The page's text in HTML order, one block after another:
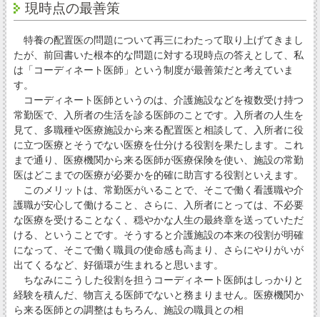
現時点の最善策
特養の配置医の問題について再三にわたって取り上げてきまし
たが、前回書いた根本的な問題に対する現時点の答えとして、私
は「コーディネート医師」という制度が最善策だと考えていま
す。
コーディネート医師というのは、介護施設などを複数受け持つ
常勤医で、入所者の生活を診る医師のことです。入所者の人生を
見て、多職種や医療施設から来る配置医と相談して、入所者に役
に立つ医療とそうでない医療を仕分ける役割を果たします。これ
まで通り、医療機関から来る医師が医療保険を使い、施設の常勤
医はどこまでの医療が必要かを的確に助言する役割といえます。
このメリットは、常勤医がいることで、そこで働く看護職や介
護職が安心して働けること、さらに、入所者にとっては、不必要
な医療を受けることなく、穏やかな人生の最終章を送っていただ
ける、ということです。そうすると介護施設の本来の役割が明確
になって、そこで働く職員の使命感も高まり、さらにやりがいが
出てくるなど、好循環が生まれると思います。
ちなみにこうした役割を担うコーディネート医師はしっかりと
経験を積んだ、物言える医師でないと務まりません。医療機関か
ら来る医師との調整はもちろん、施設の職員との相